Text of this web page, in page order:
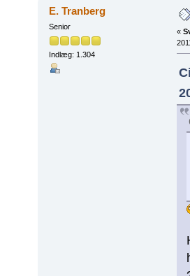
E. Tranberg
Senior
Indlæg: 1.304
«